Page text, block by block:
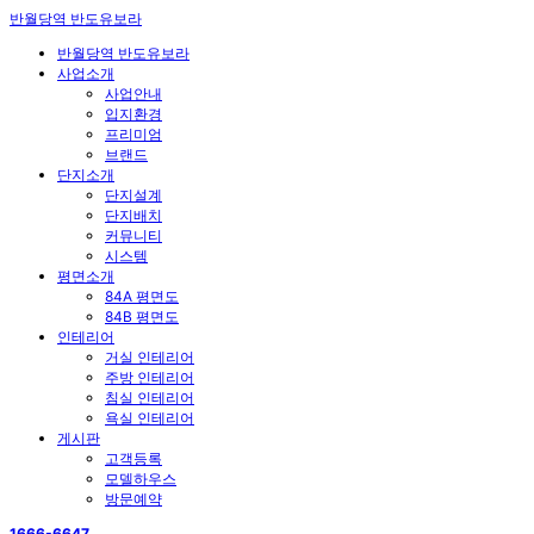
반월당역 반도유보라
반월당역 반도유보라
사업소개
사업안내
입지환경
프리미엄
브랜드
단지소개
단지설계
단지배치
커뮤니티
시스템
평면소개
84A 평면도
84B 평면도
인테리어
거실 인테리어
주방 인테리어
침실 인테리어
욕실 인테리어
게시판
고객등록
모델하우스
방문예약